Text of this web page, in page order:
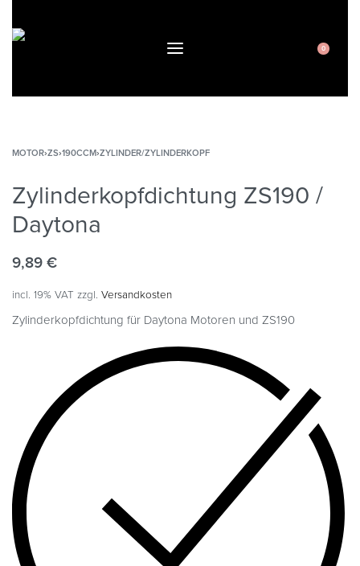
0
MOTOR›ZS›190CCM›ZYLINDER/ZYLINDERKOPF
Zylinderkopfdichtung ZS190 /
Daytona
9,89 €
incl. 19% VAT zzgl. Versandkosten
Zylinderkopfdichtung für Daytona Motoren und ZS190